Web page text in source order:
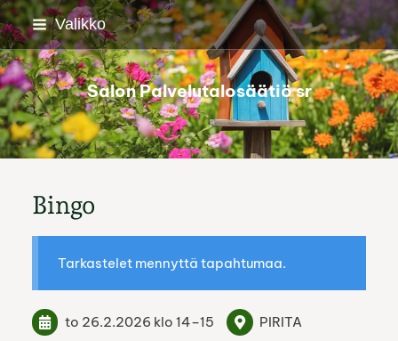
Siirry
sivun
sisältöön
Valikko
Salon Palvelutalosäätiö sr
Bingo
Tarkastelet mennyttä tapahtumaa.
to 26.2.2026 klo 14–15 PIRITA